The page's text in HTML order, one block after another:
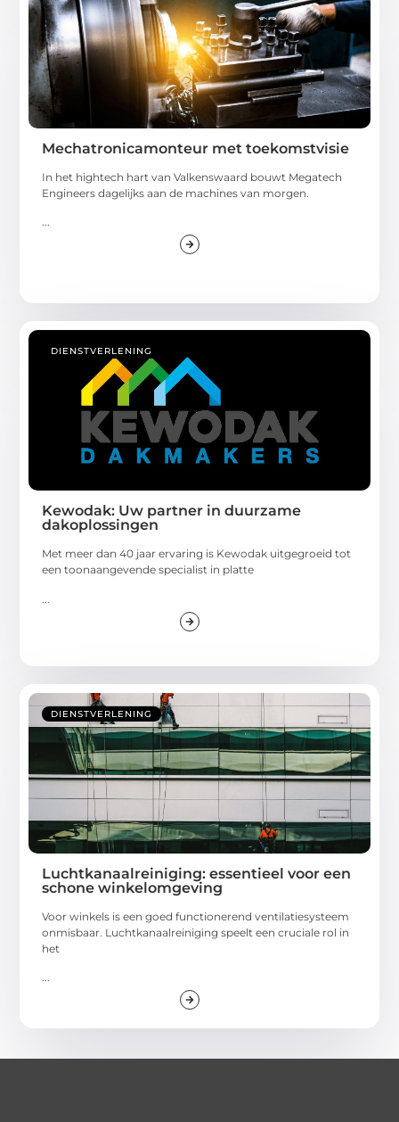
Mechatronicamonteur met toekomstvisie
In het hightech hart van Valkenswaard bouwt Megatech
Engineers dagelijks aan de machines van morgen.
...
DIENSTVERLENING
Kewodak: Uw partner in duurzame
dakoplossingen
Met meer dan 40 jaar ervaring is Kewodak uitgegroeid tot
een toonaangevende specialist in platte
DIENSTVERLENING
Luchtkanaalreiniging: essentieel voor een
schone winkelomgeving
Voor winkels is een goed functionerend ventilatiesysteem
onmisbaar. Luchtkanaalreiniging speelt een cruciale rol in
het